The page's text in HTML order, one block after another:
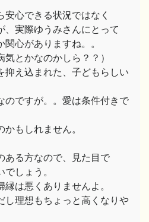
安心できる状況ではなく
、実際ゆうみさんにとって
心がありますね。。
とかなのかしら？？）
抑え込まれた、子どもらしい
のですが。。愛は条件付きで
もしれません。
ある方なので、見た目で
しょう。
は悪くありませんよ。
し理想もちょっと高くなりや